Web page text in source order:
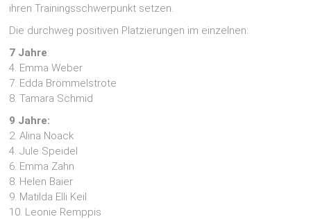
ihren Trainingsschwerpunkt setzen.
Die durchweg positiven Platzierungen im einzelnen:
7 Jahre:
4. Emma Weber
7. Edda Brömmelstrote
8. Tamara Schmid
9 Jahre:
2. Alina Noack
4. Jule Speidel
6. Emma Zahn
8. Helen Baier
9. Matilda Elli Keil
10. Leonie Remppis